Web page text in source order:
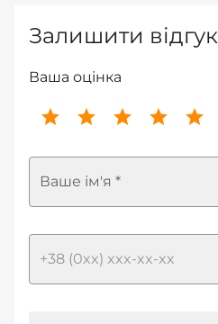
Залишити відгук
Ваша оцінка
Ваше ім'я *